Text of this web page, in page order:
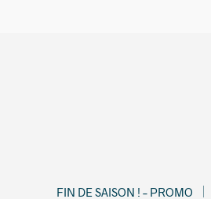
FIN DE SAISON ! – PROMO